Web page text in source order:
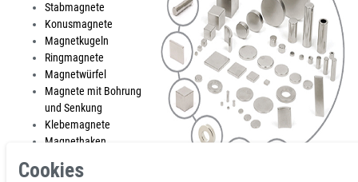
Stabmagnete
Konusmagnete
Magnetkugeln
Ringmagnete
Magnetwürfel
Magnete mit Bohrung
und Senkung
Klebemagnete
Magnethaken
Cookies